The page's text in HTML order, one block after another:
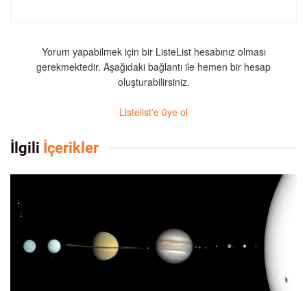
Yorum yapabilmek için bir ListeList hesabınız olması
gerekmektedir. Aşağıdaki bağlantı ile hemen bir hesap
oluşturabilirsiniz.
Listelist'e üye ol
İlgili İçerikler